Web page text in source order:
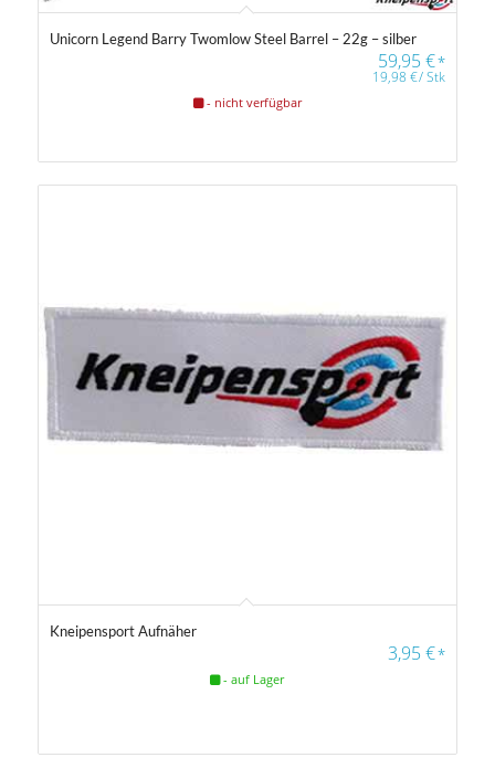
Unicorn Legend Barry Twomlow Steel Barrel – 22g – silber
59,95€*
19,98€/Stk
- nicht verfügbar
5.00
Kneipensport Aufnäher
3,95€*
- auf Lager